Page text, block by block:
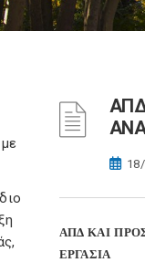
ΑΠΔ ΚΑΙ
ΕΡΓΑΣΙΑ